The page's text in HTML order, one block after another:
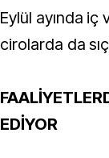
Eylül ayında iç
cirolarda da
EDİYOR